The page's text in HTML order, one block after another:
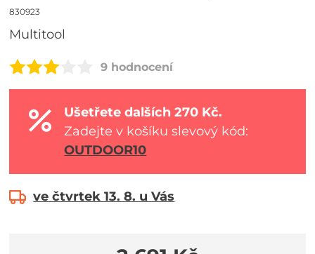
830923
multitool
9 hodnocení
Ušetřete dalších 270 Kč.
Zadejte v košíku slevový kód:
OUTDOOR10
ve čtvrtek 13. 8. u Vás